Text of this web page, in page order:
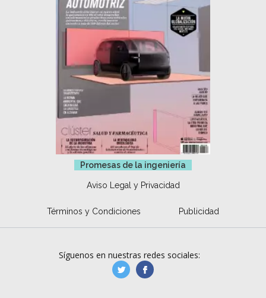
Promesas de la ingeniería
Aviso Legal y Privacidad
Términos y Condiciones Publicidad
Síguenos en nuestras redes sociales:
manufacturaGE